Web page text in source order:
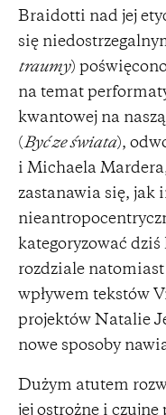
Braidotti nad jej
się
traumy)
na temat
kwantowej na
(Być ze świata),
i Michaela
zastanawia się, jak
kategoryzować
rozdziale natomiast
wpływem tekstów
projektów Natalie
nowe sposoby
Dużym atutem
jej ostrożne i